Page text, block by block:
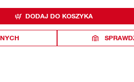
DODAJ DO KOSZYKA